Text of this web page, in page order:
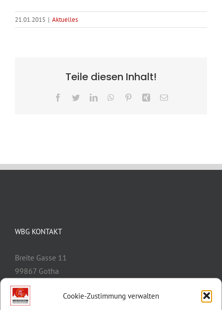
Cookie-Zustimmung verwalten
21.01.2015 | Aktuelles
Teile diesen Inhalt!
Facebook
TwitterLinkedInWhatsApp
PinterestXing E-
WBG KONTAKT
Breite Gasse 11
99867 Gotha
Telefon:
E-Mail:
info@wbg-gotha.de